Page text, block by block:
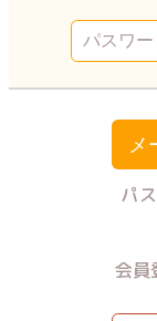
メ
パ
会員